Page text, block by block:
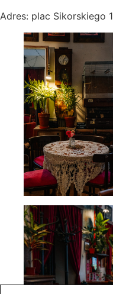
Adres: plac Sikorskiego 1